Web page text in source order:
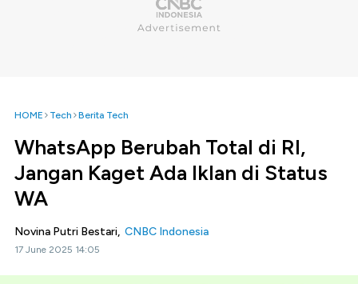
HOME Tech Berita Tech
WhatsApp Berubah Total di RI,
Jangan Kaget Ada Iklan di Status
WA
Novina Putri Bestari, CNBC Indonesia
17 June 2025 14:05